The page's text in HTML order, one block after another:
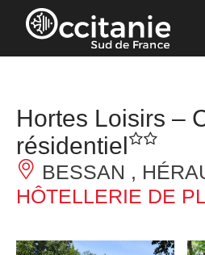
Panneau de gestion des cookies
Hortes Loisirs –
résidentiel
BESSAN ,
HÔTELLERIE DE